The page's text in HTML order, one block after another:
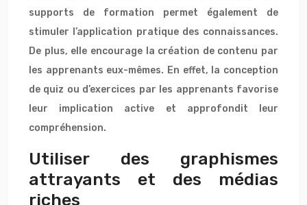
supports de formation permet également de
stimuler l’application pratique des connaissances.
De plus, elle encourage la création de contenu par
les apprenants eux-mêmes. En effet, la conception
de quiz ou d’exercices par les apprenants favorise
leur implication active et approfondit leur
compréhension.
Utiliser des graphismes
attrayants et des médias
riches